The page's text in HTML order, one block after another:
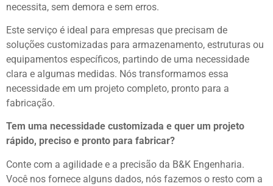
necessita, sem demora e sem erros.
Este serviço é ideal para empresas que precisam de
soluções customizadas para armazenamento, estruturas ou
equipamentos específicos, partindo de uma necessidade
clara e algumas medidas. Nós transformamos essa
necessidade em um projeto completo, pronto para a
fabricação.
Tem uma necessidade customizada e quer um projeto
rápido, preciso e pronto para fabricar?
Conte com a agilidade e a precisão da B&K Engenharia.
Você nos fornece alguns dados, nós fazemos o resto com a